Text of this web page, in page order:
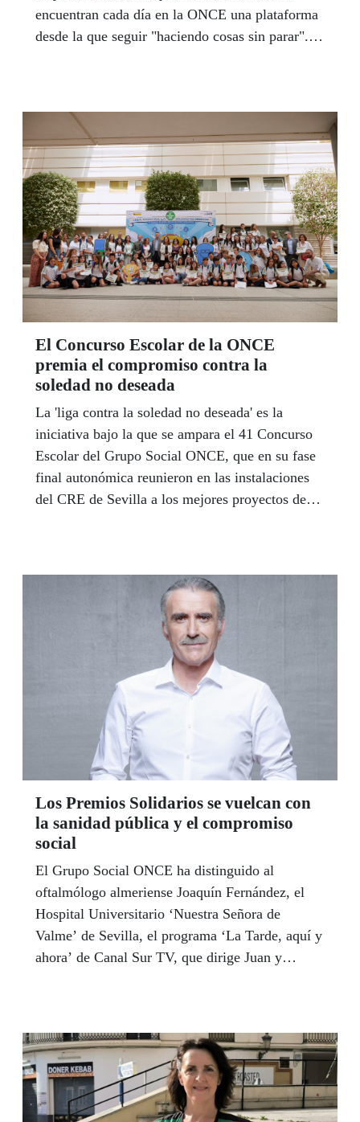
encuentran cada día en la ONCE una plataforma
desde la que seguir "haciendo cosas sin parar".
algo en común: son personas mayores que viven
solas y que, con esta iniciativa, ponen pie
en pared y luchan contra la soledad no deseada.
Un grupo que durante 9 días vivió en Fuengirola
una experiencia cargada de actividades, sorpresas
y, sobre todo, buena compañía. | CRISTÓBAL
ANGULO
El Concurso Escolar de la ONCE
premia el compromiso contra la
soledad no deseada
La 'liga contra la soledad no deseada' es la
iniciativa bajo la que se ampara el 41 Concurso
Escolar del Grupo Social ONCE, que en su fase
final autonómica reunieron en las instalaciones
del CRE de Sevilla a los mejores proyectos de
Añoreta de Rincón de la Victoria y el IES
Antonio Gala de Alhaurín el Grande (Málaga).
Los Premios Solidarios se vuelcan con
la sanidad pública y el compromiso
social
El Grupo Social ONCE ha distinguido al
oftalmólogo almeriense Joaquín Fernández, el
Hospital Universitario ‘Nuestra Señora de
Valme’ de Sevilla, el programa ‘La Tarde, aquí y
ahora’ de Canal Sur TV, que dirige Juan y
Premios Solidarios 2025 en Andalucía. La gala
de entrega de premios, la máxima distinción que
concede la ONCE en Andalucía a iniciativa de su
Consejo Territorial, tendrá lugar en Jaén el